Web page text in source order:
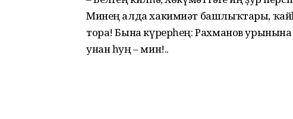
Минең алда хакимиәт башлыҡтары,
тора! Бына күрерһең: Рахманов
унан һуң – мин!..